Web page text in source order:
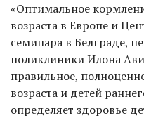
«Оптимальное
возраста в Европе и
семинара в Белграде,
поликлиники Илона
правильное,
возраста и детей
определяет здоровье